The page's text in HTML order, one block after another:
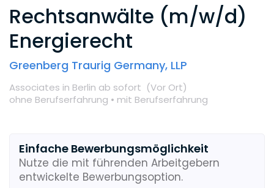
Rechtsanwälte (m/w/d)
Energierecht
Greenberg Traurig Germany, LLP
Associates in Berlin ab sofort (Vor Ort)
ohne Berufserfahrung • mit Berufserfahrung
Einfache Bewerbungsmöglichkeit
Nutze die mit führenden Arbeitgebern
entwickelte Bewerbungsoption.